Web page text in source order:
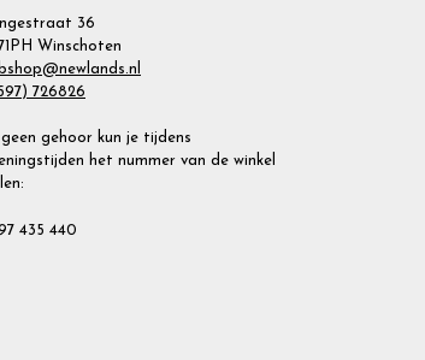
36
Winschoten
726826
geen gehoor kun je tijdens
het nummer van de winkel
435 440